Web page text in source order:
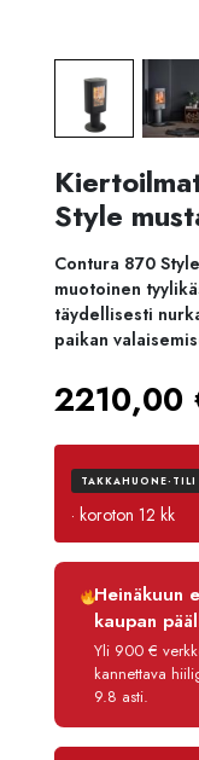
Style
Contura 870
muotoinen
täydellisesti
paikan
2210,00
TAKKAHUONE-TILI
· koroton 12 kk
Luottoaika
Korko
Käsittelymaksu
Maksettava
Heinäkuun
kaupan
Yli 900 €
kannettava
9.8 asti.